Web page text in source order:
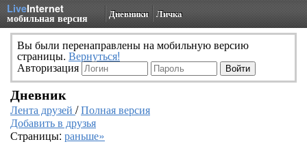
LiveInternet
мобильная версия Дневники Личка
Вы были перенаправлены на мобильную версию
страницы. Вернуться!
Авторизация
Дневник
Лента друзей /Полная версия
Добавить в друзья
Страницы: раньше»